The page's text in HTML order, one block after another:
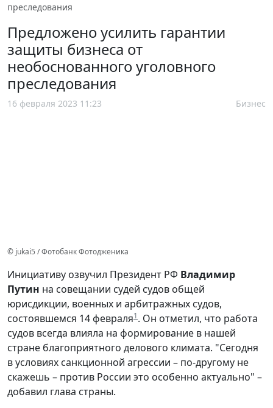
преследования
Предложено усилить гарантии
защиты бизнеса от
необоснованного уголовного
преследования
16 февраля 2023 11:23 Бизнес
© jukai5 / Фотобанк Фотодженика
Инициативу озвучил Президент РФ Владимир
Путин на совещании судей судов общей
юрисдикции, военных и арбитражных судов,
состоявшемся 14 февраля1. Он отметил, что работа
судов всегда влияла на формирование в нашей
стране благоприятного делового климата. "Сегодня
в условиях санкционной агрессии – по-другому не
скажешь – против России это особенно актуально" –
добавил глава страны.